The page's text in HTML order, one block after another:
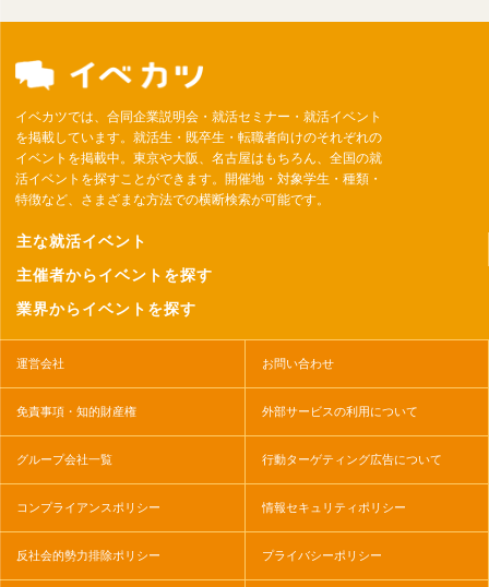
イベカツでは、合同企業説明会・就活セミナー・就活イベント
を掲載しています。就活生・既卒生・転職者向けのそれぞれの
イベントを掲載中。東京や大阪、名古屋はもちろん、全国の就
活イベントを探すことができます。開催地・対象学生・種類・
特徴など、さまざまな方法での横断検索が可能です。
主な就活イベント
主催者からイベントを探す
業界からイベントを探す
運営会社 お問い合わせ
免責事項・知的財産権 外部サービスの利用について
グループ会社一覧 行動ターゲティング広告について
コンプライアンスポリシー 情報セキュリティポリシー
反社会的勢力排除ポリシー プライバシーポリシー